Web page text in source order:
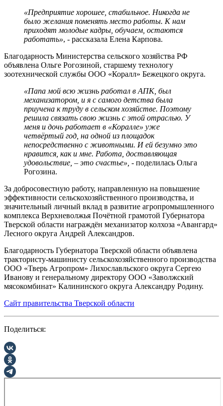
«Предприятие хорошее, стабильное. Никогда не
было желания поменять место работы. К нам
приходят молодые кадры, обучаем, остаются
работать», - рассказала Елена Карпова.
Благодарность Министерства сельского хозяйства РФ
объявлена Ольге Рогозиной, старшему технологу
зоотехнической службы ООО «Коралл» Бежецкого округа.
«Папа мой всю жизнь работал в АПК, был
механизатором, и я с самого детства была
приучена к труду в сельском хозяйстве. Поэтому
решила связать свою жизнь с этой отраслью. У
меня и дочь работает в «Коралле» уже
четвёртый год, на одной из площадок
непосредственно с животными. И ей безумно это
нравится, как и мне. Работа, доставляющая
удовольствие, – это счастье», - поделилась Ольга
Рогозина.
За добросовестную работу, направленную на повышение
эффективности сельскохозяйственного производства, и
значительный личный вклад в развитие агропромышленного
комплекса Верхневолжья Почётной грамотой Губернатора
Тверской области награждён механизатор колхоза «Авангард»
Лесного округа Андрей Александров.
Благодарность Губернатора Тверской области объявлена
трактористу-машинисту сельскохозяйственного производства
ООО «Тверь Агропром» Лихославльского округа Сергею
Иванову и генеральному директору ООО «Заволжский
мясокомбинат» Калининского округа Александру Родину.
Сайт правительства Тверской области
Поделиться: